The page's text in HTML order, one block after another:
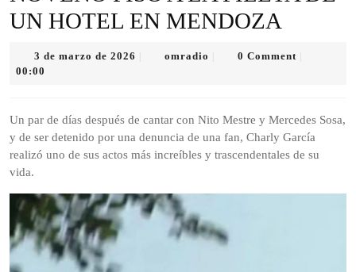
UN HOTEL EN MENDOZA
3 de marzo de 2026
2026
omradio omradio0 Comment
00:00
Un par de días después de cantar con Nito Mestre y Mercedes Sosa,
y de ser detenido por una denuncia de una fan, Charly García
realizó uno de sus actos más increíbles y trascendentales de su
vida.